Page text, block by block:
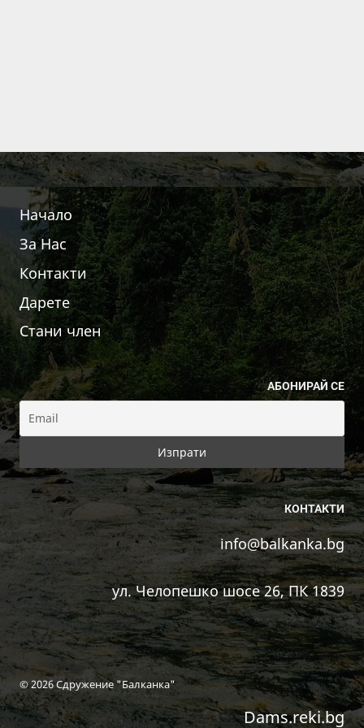
Начало
За Нас
Контакти
Дарете
Стани член
АБОНИРАЙ СЕ
КОНТАКТИ
info@balkanka.bg
ул. Челопешко шосе 26, ПК 1839
© 2026 Сдружение "Балканка"
Dams.reki.bg